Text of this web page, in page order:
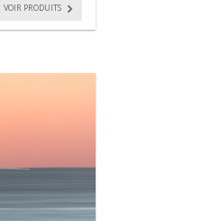
VOIR PRODUITS